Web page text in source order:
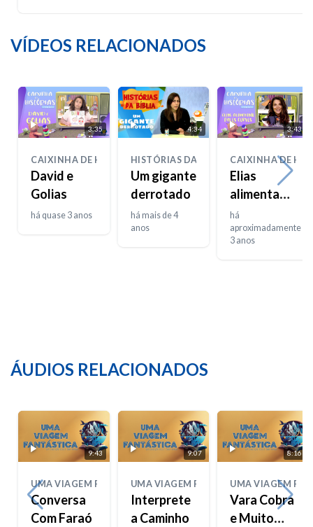
VÍDEOS RELACIONADOS
3:35
CAIXINHA DE HISTÓRIAS
David e
Golias
há quase 3 anos
4:34
HISTÓRIAS DA BIBLIA
Um gigante
derrotado
há mais de 4
anos
3:43
CAIXINHA DE
Elias
alimentado
pelos
corvos
há
aproximadamente
3 anos
ÁUDIOS RELACIONADOS
9:43
UMA VIAGEM FANTÁSTICA
Conversa
Com Faraó
9:07
UMA VIAGEM FANTÁSTICA
Interprete
a Caminho
8:16
UMA VIAGEM
Vara Cobra
e Muito